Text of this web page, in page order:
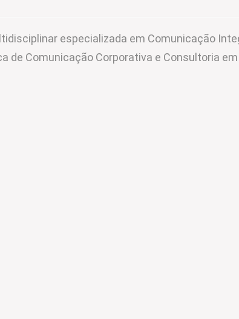
especializada em Comunicação
de Comunicação Corporativa e Consultoria